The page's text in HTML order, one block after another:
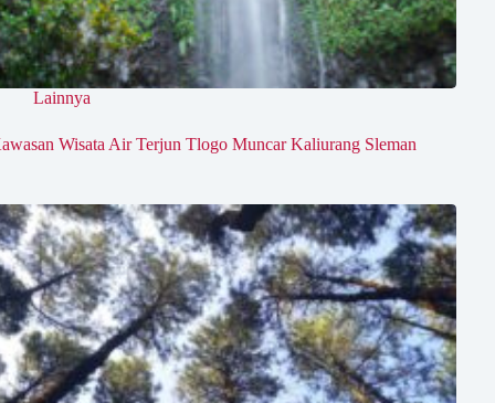
Lainnya
Wisata Air Terjun Tlogo Muncar Kaliurang Sleman